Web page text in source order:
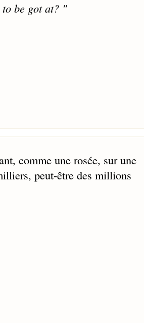
be got at? "
comme une rosée, sur une
peut-être des millions